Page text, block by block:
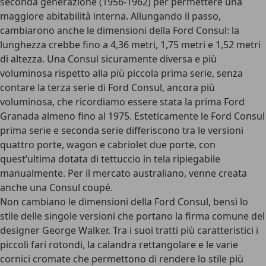
maggiore abitabilità interna. Allungando il passo,
cambiarono anche le dimensioni della Ford Consul: la
lunghezza crebbe fino a 4,36 metri, 1,75 metri e 1,52 metri
di altezza. Una Consul sicuramente diversa e più
voluminosa rispetto alla più piccola prima serie, senza
contare la terza serie di Ford Consul, ancora più
voluminosa, che ricordiamo essere stata la prima Ford
Granada almeno fino al 1975. Esteticamente le Ford Consul
prima serie e seconda serie differiscono tra le versioni
quattro porte, wagon e cabriolet due porte, con
quest’ultima dotata di tettuccio in tela ripiegabile
manualmente. Per il mercato australiano, venne creata
anche una Consul coupé.
Non cambiano le dimensioni della Ford Consul, bensì lo
stile delle singole versioni che portano la firma comune del
designer George Walker. Tra i suoi tratti più caratteristici i
piccoli fari rotondi, la calandra rettangolare e le varie
cornici cromate che permettono di rendere lo stile più